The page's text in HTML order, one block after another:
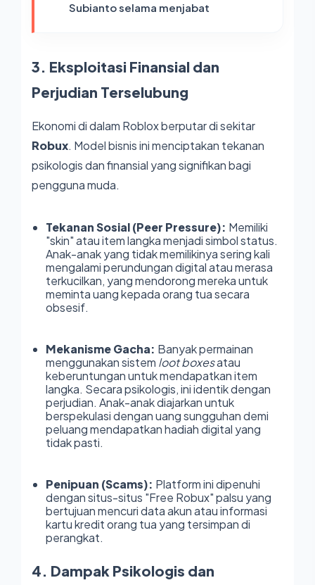
Subianto selama menjabat
3. Eksploitasi Finansial dan
Perjudian Terselubung
Ekonomi di dalam Roblox berputar di sekitar
Robux. Model bisnis ini menciptakan tekanan
psikologis dan finansial yang signifikan bagi
pengguna muda.
Tekanan Sosial (Peer Pressure): Memiliki
"skin" atau item langka menjadi simbol status.
Anak-anak yang tidak memilikinya sering kali
mengalami perundungan digital atau merasa
terkucilkan, yang mendorong mereka untuk
meminta uang kepada orang tua secara
obsesif.
Mekanisme Gacha: Banyak permainan
menggunakan sistem loot boxesatau
keberuntungan untuk mendapatkan item
langka. Secara psikologis, ini identik dengan
perjudian. Anak-anak diajarkan untuk
berspekulasi dengan uang sungguhan demi
peluang mendapatkan hadiah digital yang
tidak pasti.
Penipuan (Scams): Platform ini dipenuhi
dengan situs-situs "Free Robux" palsu yang
bertujuan mencuri data akun atau informasi
kartu kredit orang tua yang tersimpan di
perangkat.
4. Dampak Psikologis dan